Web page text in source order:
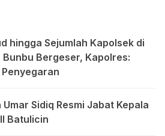
hingga Sejumlah Kapolsek di
Bunbu Bergeser, Kapolres:
Sidiq Resmi Jabat Kepala
Batulicin